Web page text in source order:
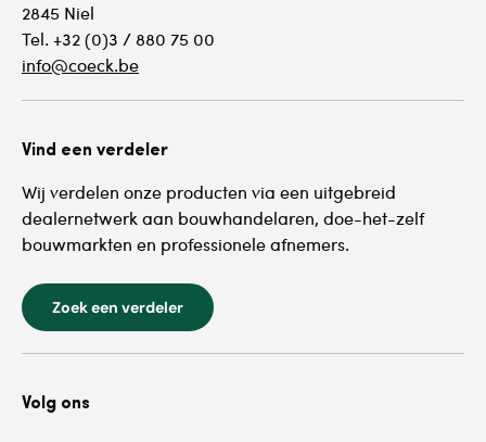
2845 Niel
Tel. +32 (0)3 / 880 75 00
info@coeck.be
Vind een verdeler
Wij verdelen onze producten via een uitgebreid
dealernetwerk aan bouwhandelaren, doe-het-zelf
bouwmarkten en professionele afnemers.
Zoek een verdeler
Volg ons